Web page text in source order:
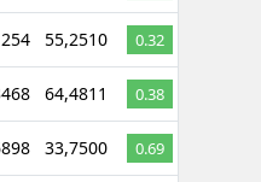
55,2510 0.32
64,4811
0.38
33,7500 0.69